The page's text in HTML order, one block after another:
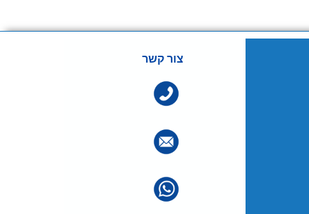
צור קשר